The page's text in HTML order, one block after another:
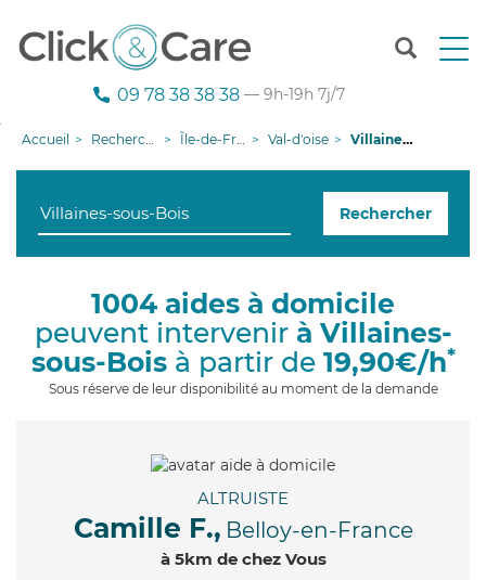
T
n
g
o
09 78 38 38 38 — 9h-19h 7j/7
Accueil Recherche aide à domicile Île-de-France Val-d'oise Villaines-sous-Bois
Rechercher
1004 aides à domicile
peuvent intervenir à Villaines-
sous-Boisà partir de 19,90€/h*
Sous réserve de leur disponibilité au moment de la demande
ALTRUISTE
Camille F., Belloy-en-France
à 5km de chez Vous